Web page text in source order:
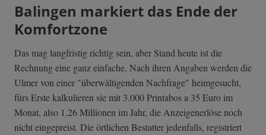
Balingen markiert das Ende der
Komfortzone
Das mag langfristig richtig sein, aber Stand heute ist die
Rechnung eine ganz einfache. Nach ihren Angaben werden die
Ulmer von einer "überwältigenden Nachfrage" heimgesucht,
fürs Erste kalkulieren sie mit 3.000 Printabos a 35 Euro im
Monat, also 1,26 Millionen im Jahr, die Anzeigenerlöse noch
nicht eingepreist. Die örtlichen Bestatter jedenfalls, registriert